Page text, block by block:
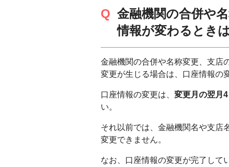
金融機関の合併や
情報が変わるとき
金融機関の合併や名称変更、支店
変更が生じる場合は、口座情報の
口座情報の変更は、 変更月の翌月
い。
それ以前では、金融機関名や支店
変更できません。
なお、口座情報の変更が完了して